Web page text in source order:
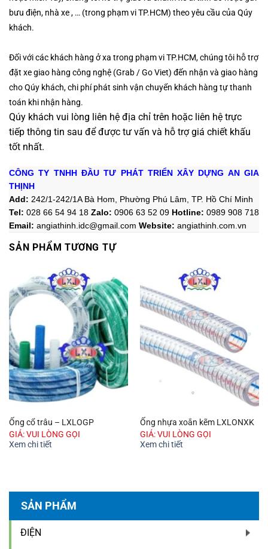
SẢN PHẨM
ĐIỆN
bưu điện, nhà xe , … (trong phạm vi TP.HCM) theo yêu cầu của Qúy
khách.
Đối với các khách hàng ở xa trong phạm vi TP.HCM, chúng tôi hỗ trợ
đặt xe giao hàng công nghệ (Grab / Go Viet) đến nhận và giao hàng
cho Qúy khách, chi phí phát sinh vận chuyển khách hàng tự thanh
toán khi nhận hàng.
Qúy khách vui lòng liên hệ địa chỉ trên hoặc liên hệ trực
tiếp thông tin sau để được tư vấn và hỗ trợ giá chiết khấu
tốt nhất.
CÔNG TY TNHH ĐẦU TƯ PHÁT TRIỂN XÂY DỰNG AN GIA
THỊNH
Add: 242/1-242/1A Bà Hom, Phường Phú Lâm, TP. Hồ Chí Minh
Tel: 028 66 54 94 18 Zalo: 0906 63 52 09 Hotline: 0989 908 718
Email: angiathinh.idc@gmail.com Website: angiathinh.com.vn
SẢN PHẨM TƯƠNG TỰ
Ống cổ trâu – LXLOGP
GIÁ: VUI LÒNG GỌI
Xem chi tiết
Ống nhựa xoắn kẽm LXLONXK
GIÁ: VUI LÒNG GỌI
Xem chi tiết